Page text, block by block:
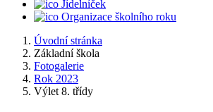
Jídelníček
Organizace školního roku
Úvodní stránka
Základní škola
Fotogalerie
Rok 2023
Výlet 8. třídy